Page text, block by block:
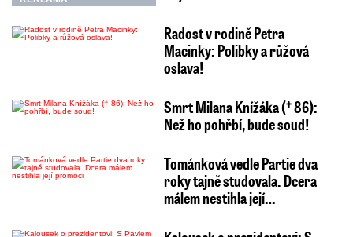
Radost v rodině Petra
Macinky: Polibky a růžová
oslava!
Smrt Milana Knížáka († 86):
Než ho pohřbí, bude soud!
Tománková vedle Partie dva
roky tajně studovala. Dcera
málem nestihla její…